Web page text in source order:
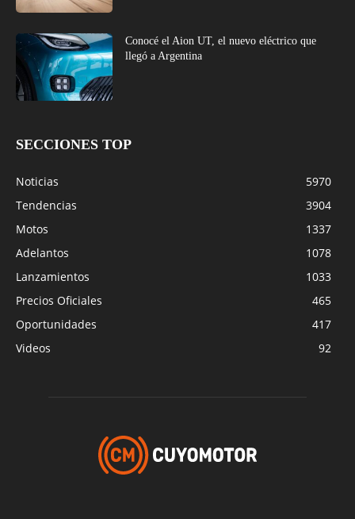
Conocé el Aion UT, el nuevo eléctrico que
llegó a Argentina
SECCIONES TOP
Noticias
5970
Tendencias
3904
Motos
1337
Adelantos
1078
Lanzamientos
1033
Precios Oficiales
465
Oportunidades
417
Videos
92